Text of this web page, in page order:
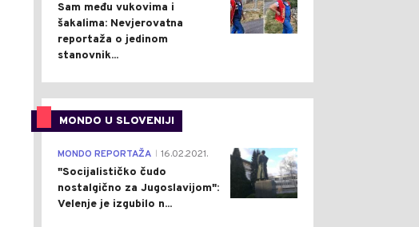
Sam među vukovima i
šakalima: Nevjerovatna
reportaža o jedinom
stanovnik...
MONDO U SLOVENIJI
4
MONDO REPORTAŽA 16.02.2021.
"Socijalističko čudo
nostalgično za Jugoslavijom":
Velenje je izgubilo n...